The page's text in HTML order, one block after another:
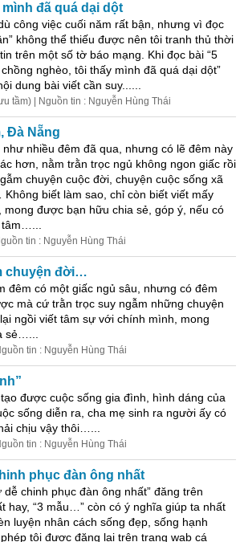
đã quá dại dột
công việc cuối năm rất bận, nhưng vì đọc
không thể thiếu được nên tôi tranh thủ thời
trên một số tờ báo mạng. Khi đọc bài “5
nghèo, tôi thấy mình đã quá dại dột”
dung bài viết cần suy......
tầm) | Nguồn tin : Nguyễn Hùng Thái
Đà Nẵng
như nhiều đêm đã qua, nhưng có lẽ đêm này
hơn, nằm trằn trọc ngủ không ngon giấc rồi
chuyện cuộc đời, chuyện cuộc sống xã
biết làm sao, chỉ còn biết viết mấy
mong được bạn hữu chia sẻ, góp ý, nếu có
tin : Nguyễn Hùng Thái
chuyện đời…
đêm có một giấc ngủ sâu, nhưng có đêm
mà cứ trằn trọc suy ngẫm những chuyện
ngồi viết tâm sự với chính mình, mong
sẻ…...
tin : Nguyễn Hùng Thái
được cuộc sống gia đình, hình dáng của
sống diễn ra , cha mẹ sinh ra người ấy có
chịu vậy thôi…...
tin : Nguyễn Hùng Thái
phục đàn ông nhất
chinh phục đàn ông nhất” đăng trên
hay, “3 mẫu…” còn có ý nghĩa giúp ta nhất
luyện nhân cách sống đẹp, sống hạnh
tôi được đăng lại trên trang wab cá